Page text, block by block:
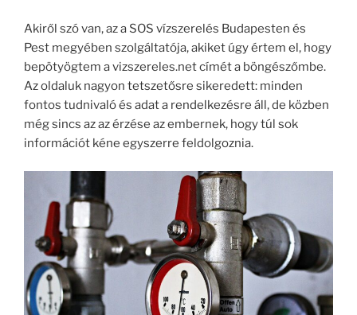
Akiről szó van, az a SOS vízszerelés Budapesten és
Pest megyében szolgáltatója, akiket úgy értem el, hogy
bepötyögtem a vizszereles.net címét a böngészőmbe.
Az oldaluk nagyon tetszetősre sikeredett: minden
fontos tudnivaló és adat a rendelkezésre áll, de közben
még sincs az az érzése az embernek, hogy túl sok
információt kéne egyszerre feldolgoznia.